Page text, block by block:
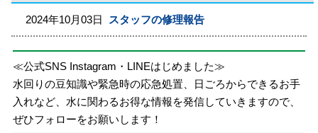
2024年10月03日 スタッフの修理報告
≪公式SNS Instagram・LINEはじめました≫
水回りの豆知識や緊急時の応急処置、日ごろからできるお手
入れなど、水に関わるお得な情報を発信していきますので、
ぜひフォローをお願いします！